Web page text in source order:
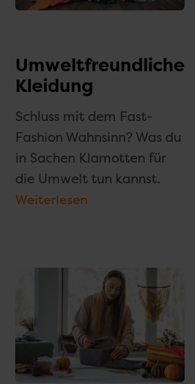
Umweltfreundliche
Kleidung
Schluss mit dem Fast-
Fashion Wahnsinn? Was du
in Sachen Klamotten für
die Umwelt tun kannst.
Weiterlesen